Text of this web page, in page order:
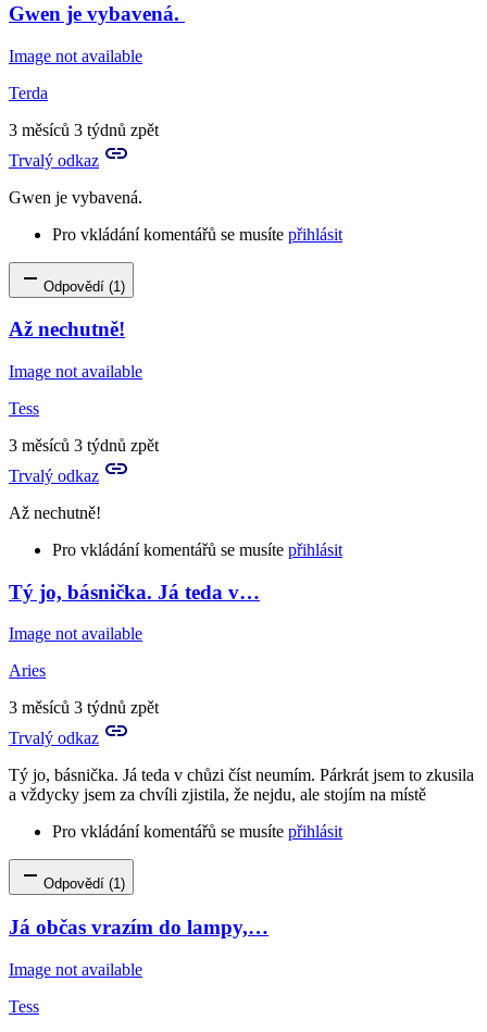
Gwen je vybavená.
Image not available
Terda
3 měsíců 3 týdnů zpět
Trvalý odkaz
Gwen je vybavená.
Pro vkládání komentářů se musíte přihlásit
Odpovědí (1)
Až nechutně!
Image not available
Tess
3 měsíců 3 týdnů zpět
Trvalý odkaz
Až nechutně!
Pro vkládání komentářů se musíte přihlásit
In
reply
to
Gwen
je
vybavená.
Terda
Tý jo, básnička. Já teda v…
Image not available
Aries
3 měsíců 3 týdnů zpět
Trvalý odkaz
Tý jo, básnička. Já teda v chůzi číst neumím. Párkrát jsem to zkusila
a vždycky jsem za chvíli zjistila, že nejdu, ale stojím na místě
Pro vkládání komentářů se musíte přihlásit
Odpovědí (1)
Já občas vrazím do lampy,…
Image not available
Tess